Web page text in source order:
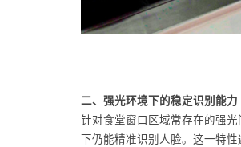
二、强光环境下的稳定识别能力
针对食堂窗口区域常存在的强
下仍能精准识别人脸。这一特